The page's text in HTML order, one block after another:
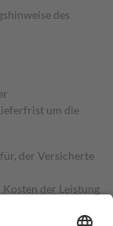
des
um die
der Versicherte
der Leistung